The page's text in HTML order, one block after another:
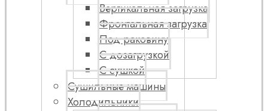
Вертикальная загрузка
Фронтальная загрузка
Под раковину
С дозагрузкой
С сушкой
Сушильные машины
Холодильники